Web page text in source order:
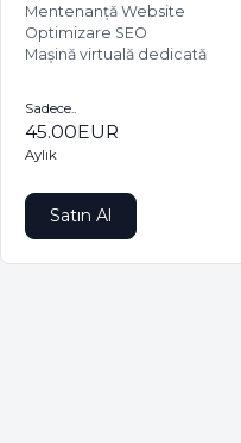
Mentenanță Website
Optimizare SEO
Mașină virtuală dedicată
Sadece..
45.00EUR
Aylık
Satın Al